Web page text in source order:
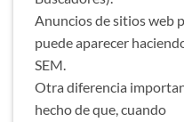
Anuncios de sitios web
puede aparecer
SEM.
Otra diferencia
hecho de que, cuando